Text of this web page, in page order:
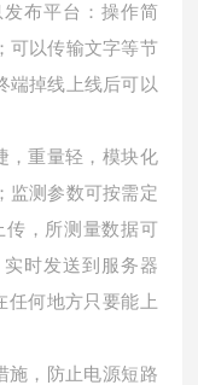
布平台：操作简
可以传输文字等节
端掉线上线后可以
，重量轻，模块化
监测参数可按需定
传，所测量数据可
时发送到服务器
任何地方只要能上
施，防止电源短路